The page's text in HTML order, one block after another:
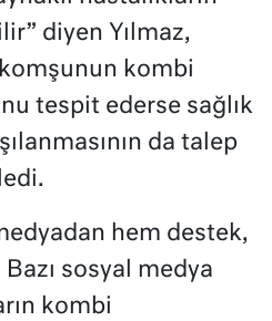
diyen Yılmaz,
kombi
tespit ederse sağlık
da talep
hem destek,
sosyal medya
kombi